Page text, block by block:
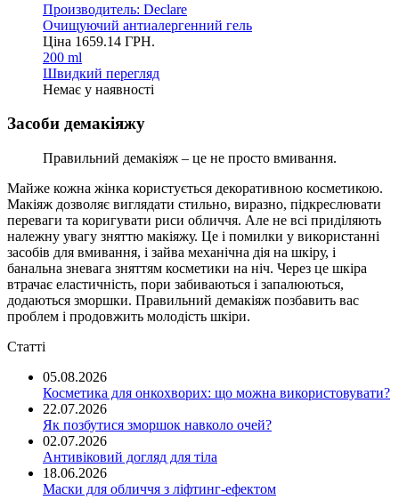
Производитель: Declare
Очищуючий антиалергенний гель
Ціна 1659.14 ГРН.
200 ml
Швидкий перегляд
Немає у наявності
Засоби демакіяжу
Правильний демакіяж – це не просто вмивання.
Майже кожна жінка користується декоративною косметикою.
Макіяж дозволяє виглядати стильно, виразно, підкреслювати
переваги та коригувати риси обличчя. Але не всі приділяють
належну увагу зняттю макіяжу. Це і помилки у використанні
засобів для вмивання, і зайва механічна дія на шкіру, і
банальна зневага зняттям косметики на ніч. Через це шкіра
втрачає еластичність, пори забиваються і запалюються,
додаються зморшки. Правильний демакіяж позбавить вас
проблем і продовжить молодість шкіри.
Статті
05.08.2026
Косметика для онкохворих: що можна використовувати?
22.07.2026
Як позбутися зморшок навколо очей?
02.07.2026
Антивіковий догляд для тіла
18.06.2026
Маски для обличчя з ліфтинг-ефектом